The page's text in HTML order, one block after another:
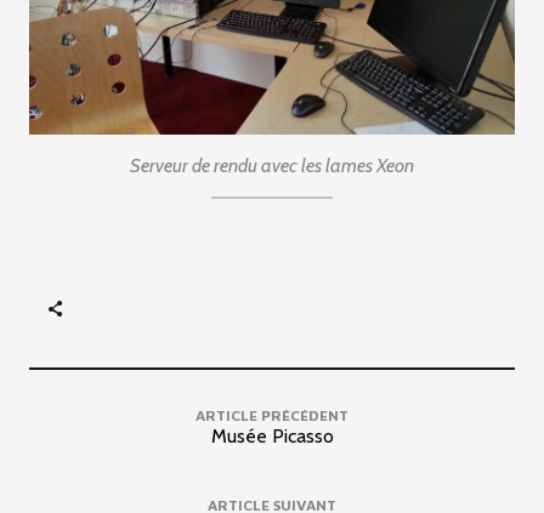
Serveur de rendu avec les lames Xeon
ARTICLE PRÉCÉDENT
Musée Picasso
ARTICLE SUIVANT